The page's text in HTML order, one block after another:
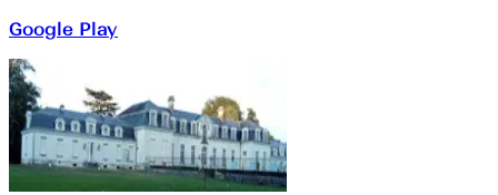
Google Play